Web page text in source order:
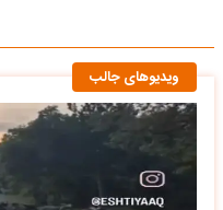
ویدیوهای جالب